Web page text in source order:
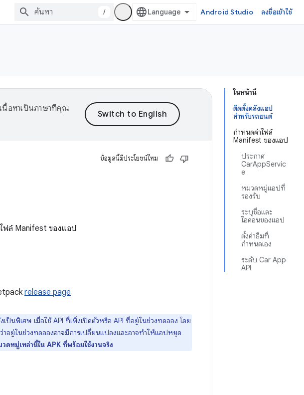
/ Android Studio ลงชื่อเข้าใช้
ในหน้านี้
ติดตั้งคลังแอป
สำหรับรถยนต์
กำหนดค่าไฟล์
Manifest ของแอป
ประกาศ
CarAppServic
e
หมวดหมู่แอปที่
รองรับ
ระบุชื่อและ
ไอคอนของแอป
ตั้งค่าธีมที่
กำหนดเอง
ระดับ Car App
API
นื้อหาเป็นภาษาที่คุณ
ข้อมูลนี้มีประโยชน์ไหม
ฟล์ Manifest ของแอป
release page
เป็นพิเศษ เมื่อใช้ API ที่เพิ่งเปิดตัวหรือ API ที่อยู่ในช่วงทดลอง โดย
าอยู่ในช่วงทดลองอาจมีการเปลี่ยนแปลงและอาจทำให้แอปหยุด
ดหมู่เหล่านี้ใน APK ที่พร้อมใช้งานจริง